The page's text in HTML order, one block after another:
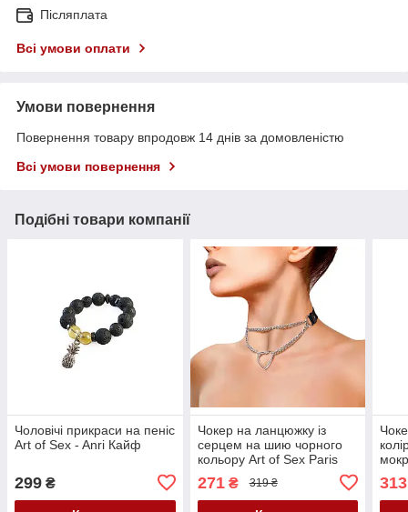
Післяплата
Всі умови оплати
Умови повернення
Повернення товару впродовж 14 днів за домовленістю
Всі умови повернення
Подібні товари компанії
Чоловічі прикраси на пеніс
Art of Sex - Anri Кайф
299 ₴
Чокер на ланцюжку із
серцем на шию чорного
кольору Art of Sex Paris
271₴ 319 ₴ 313